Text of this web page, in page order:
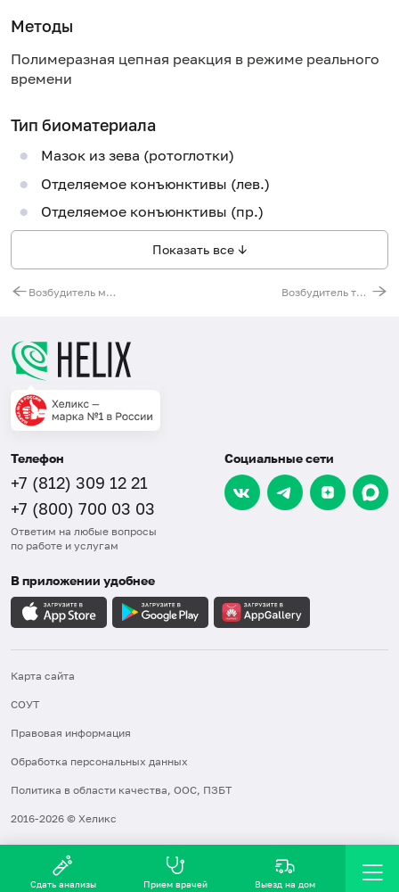
Методы
Полимеразная цепная реакция в режиме реального
времени
Тип биоматериала
Мазок из зева (ротоглотки)
Отделяемое конъюнктивы (лев.)
Отделяемое конъюнктивы (пр.)
Показать все ↓
Возбудитель микоплазмоза (Mycoplasma hominis), ДНК [реал-тайм ПЦР] Возбудитель трихомоноза (Trichomonas vaginalis), ДНК [реал-тайм ПЦР]
Телефон
+7 (812) 309 12 21
+7 (800) 700 03 03
Ответим на любые вопросы
по работе и услугам
Социальные сети
В приложении удобнее
Карта сайта
СОУТ
Правовая информация
Обработка персональных данных
Политика в области качества, ООС, ПЗБТ
2016-2026 © Хеликс
Сдать анализы Прием врачей Выезд на дом